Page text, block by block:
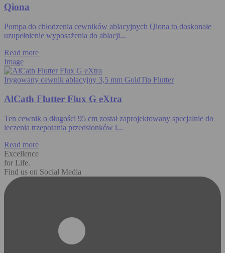
Qiona
Pompa do chłodzenia cewników ablacyjnych Qiona to doskonałe
uzupełnienie wyposażenia do ablacji...
Read more
Image
Irygowany cewnik ablacyjny 3,5 mm GoldTip Flutter
AlCath Flutter Flux G eXtra
Ten cewnik o długości 95 cm został zaprojektowany specjalnie do
leczenia trzepotania przedsionków i...
Read more
Excellence
for Life.
Find us on Social Media